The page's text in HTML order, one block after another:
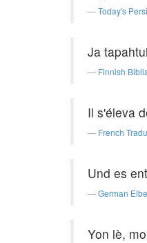
Today's
Ja
Finnish
Il s'éleva
French
Und es
German
Yon lè,